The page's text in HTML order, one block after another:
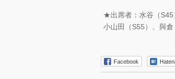
★出席者：水谷（S45
小山田（S55）、與倉
Facebook